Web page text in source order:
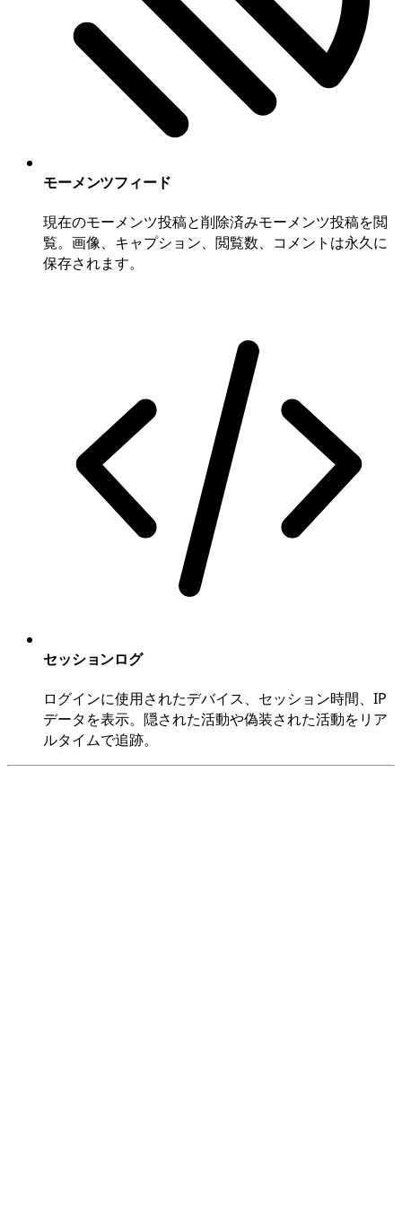
モーメンツフィード
現在のモーメンツ投稿と削除済みモーメンツ投稿を閲
覧。画像、キャプション、閲覧数、コメントは永久に
保存されます。
セッションログ
ログインに使用されたデバイス、セッション時間、IP
データを表示。隠された活動や偽装された活動をリア
ルタイムで追跡。